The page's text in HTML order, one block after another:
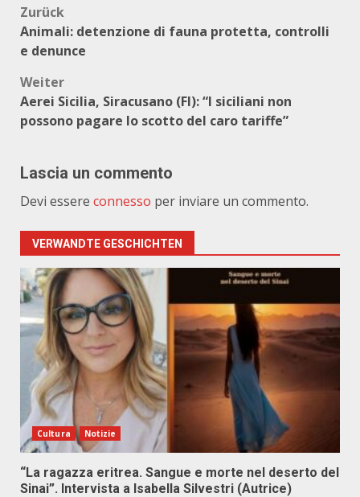
Beitragsnavigation
Zurück
Animali: detenzione di fauna protetta, controlli
e denunce
Weiter
Aerei Sicilia, Siracusano (FI): “I siciliani non
possono pagare lo scotto del caro tariffe”
Lascia un commento
Devi essere connesso per inviare un commento.
VERWANDTE GESCHICHTEN
Cultura Notizie
“La ragazza eritrea. Sangue e morte nel deserto del
Sinai”. Intervista a Isabella Silvestri (Autrice)